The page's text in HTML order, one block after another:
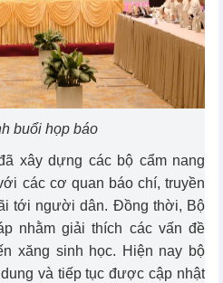
buổi họp báo
xây dựng các bộ cẩm nang
các cơ quan báo chí, truyền
tới người dân. Đồng thời, Bộ
nhằm giải thích các vấn đề
xăng sinh học. Hiện nay bộ
và tiếp tục được cập nhật